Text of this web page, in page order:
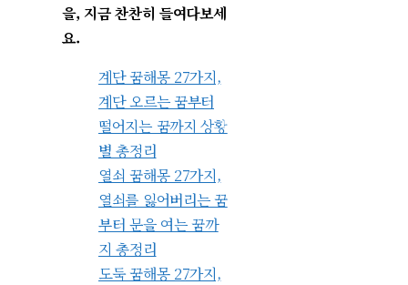
을, 지금 찬찬히 들여다보세
요.
계단 꿈해몽 27가지,
계단 오르는 꿈부터
떨어지는 꿈까지 상황
별 총정리
열쇠 꿈해몽 27가지,
열쇠를 잃어버리는 꿈
부터 문을 여는 꿈까
지 총정리
도둑 꿈해몽 27가지,